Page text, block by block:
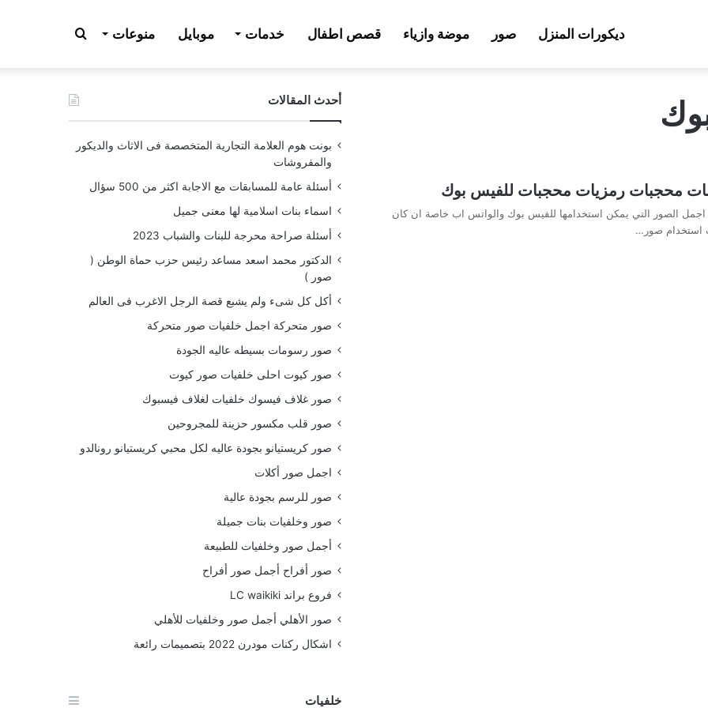
ديكورات المنزل صور موضة وازياء قصص اطفال خدمات موبايل منوعات بحث
عن
محجبات رمزيات محجبات للفيس بوك
الصور التي يمكن استخدامها للفيس بوك والواتس اب خاصة ان كان
استخدام صور…
أحدث المقالات
بونت هوم العلامة التجارية المتخصصة فى الاثاث والديكور
والمفروشات
أسئلة عامة للمسابقات مع الاجابة اكثر من 500 سؤال
اسماء بنات اسلامية لها معنى جميل
أسئلة صراحة محرجة للبنات والشباب 2023
الدكتور محمد اسعد مساعد رئيس حزب حماة الوطن (
صور )
أكل كل شىء ولم يشبع قصة الرجل الاغرب فى العالم
صور متحركة اجمل خلفيات صور متحركة
صور رسومات بسيطه عاليه الجودة
صور كيوت احلى خلفيات صور كيوت
صور غلاف فيسوك خلفيات لغلاف فيسبوك
صور قلب مكسور حزينة للمجروحين
صور كريستيانو بجودة عاليه لكل محبي كريستيانو رونالدو
اجمل صور أكلات
صور للرسم بجودة عالية
صور وخلفيات بنات جميلة
أجمل صور وخلفيات للطبيعة
صور أفراح أجمل صور أفراح
فروع براند LC waikiki
صور الأهلي أجمل صور وخلفيات للأهلي
اشكال ركنات مودرن 2022 بتصميمات رائعة
خلفيات